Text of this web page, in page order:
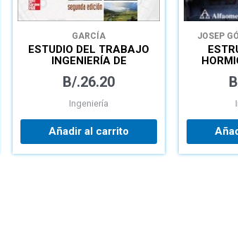
GARCÍA
ESTUDIO DEL TRABAJO
INGENIERÍA DE
DEL TRABAJO
B/.26.20
Ingeniería
Añadir al carrito
JOSEP
Y